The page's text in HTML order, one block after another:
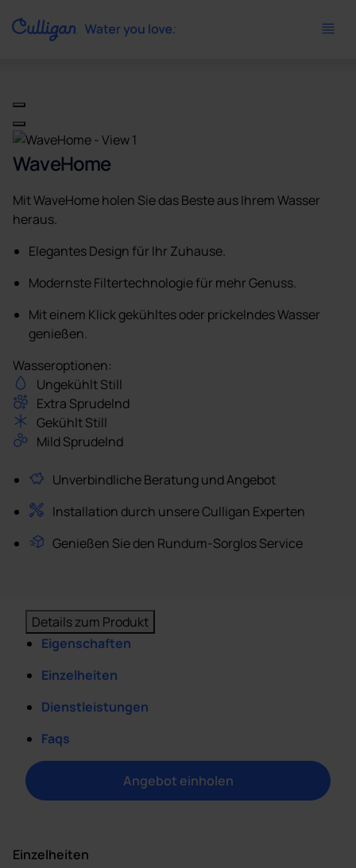
Use arrow keys to navigate between product images, or
WaveHome
Mit WaveHome holen Sie das Beste aus Ihrem Wasser
heraus.
Elegantes Design für Ihr Zuhause.
Modernste Filtertechnologie für mehr Genuss.
Mit einem Klick gekühltes oder prickelndes Wasser
genießen.
Wasseroptionen:
Ungekühlt Still
Extra Sprudelnd
Gekühlt Still
Mild Sprudelnd
Unverbindliche Beratung und Angebot
Installation durch unsere Culligan Experten
Genießen Sie den Rundum-Sorglos Service
Details zum Produkt
Eigenschaften
Einzelheiten
Dienstleistungen
Faqs
Angebot einholen
Einzelheiten